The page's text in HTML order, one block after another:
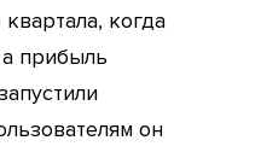
когда
прибыль
он